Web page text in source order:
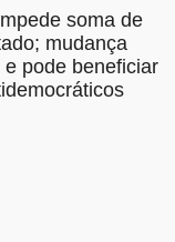
soma de
mudança
pode beneficiar